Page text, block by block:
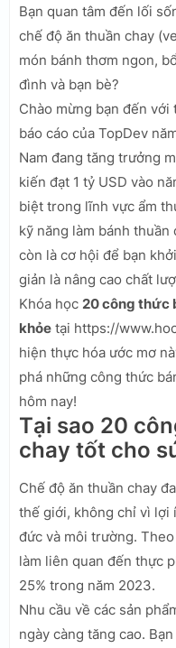
Bạn quan tâm đến lối
chế độ ăn thuần chay
món bánh thơm ngon,
đình và bạn bè?
Chào mừng bạn đến
báo cáo của TopDev
Nam đang tăng trưởng
kiến đạt 1 tỷ USD vào
biệt trong lĩnh vực ẩm
kỹ năng làm bánh
còn là cơ hội để bạn
giản là nâng cao chất
Khóa học 20 công thức
khỏe tại https://
hiện thực hóa ước mơ
phá những công thức
hôm nay!
Tại sao 20
chay tốt cho
Chế độ ăn thuần chay
thế giới, không chỉ vì lợi
đức và môi trường.
làm liên quan đến thực
25% trong năm 2023.
Nhu cầu về các sản
ngày càng tăng cao.